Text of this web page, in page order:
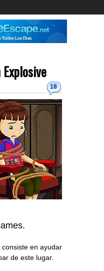
18
en ayudar
de este lugar.